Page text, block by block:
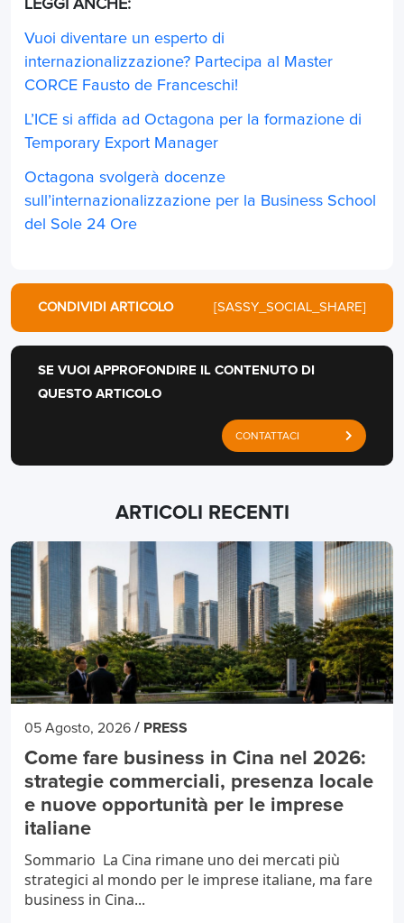
LEGGI ANCHE:
Vuoi diventare un esperto di
internazionalizzazione? Partecipa al Master
CORCE Fausto de Franceschi!
L’ICE si affida ad Octagona per la formazione di
Temporary Export Manager
Octagona svolgerà docenze
sull’internazionalizzazione per la Business School
del Sole 24 Ore
CONDIVIDI ARTICOLO [SASSY_SOCIAL_SHARE]
SE VUOI APPROFONDIRE IL CONTENUTO DI
QUESTO ARTICOLO
CONTATTACI
ARTICOLI RECENTI
05 Agosto, 2026 / PRESS
Come fare business in Cina nel 2026:
strategie commerciali, presenza locale
e nuove opportunità per le imprese
italiane
Sommario La Cina rimane uno dei mercati più
strategici al mondo per le imprese italiane, ma fare
business in Cina...